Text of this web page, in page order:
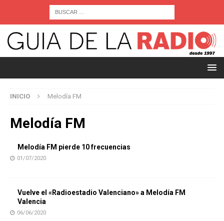
INICIO Melodía FM
Melodía FM
Melodía FM pierde 10 frecuencias
01/07/2020
Vuelve el «Radioestadio Valenciano» a Melodía FM
Valencia
06/06/2020